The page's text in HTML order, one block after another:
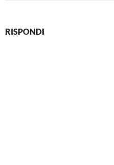
RISPONDI